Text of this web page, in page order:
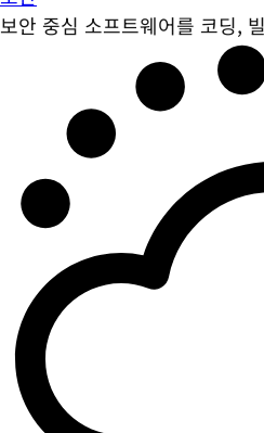
보안 중심 소프트웨어를 코딩,